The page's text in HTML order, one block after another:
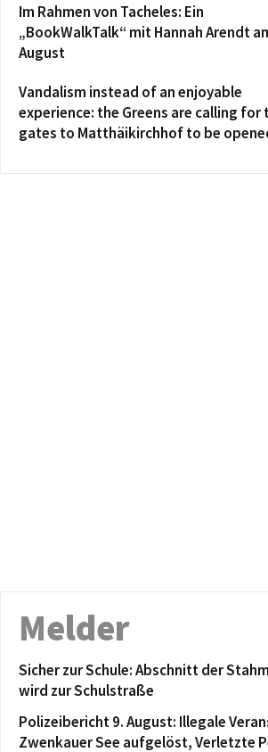
Im Rahmen von Tacheles: Ein
„BookWalkTalk“ mit Hannah Arendt
August
Vandalism instead of an enjoyable
experience: the Greens are calling for
gates to Matthäikirchhof to be
Melder
Sicher zur Schule: Abschnitt der
wird zur Schulstraße
Polizeibericht 9. August: Illegale
Zwenkauer See aufgelöst, Verletzte